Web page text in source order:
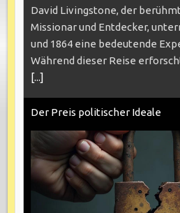
David Livingstone, der
Missionar und Entdecker,
und 1864 eine bedeutende
Während dieser Reise
[...]
Der Preis politischer Ideale